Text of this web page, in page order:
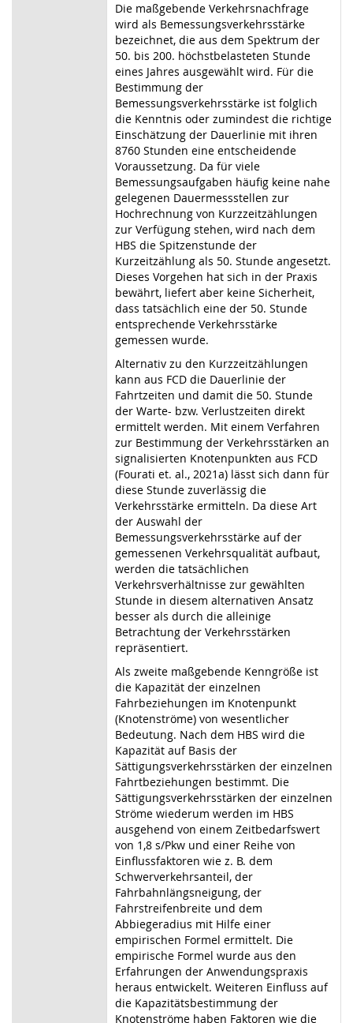
Die maßgebende Verkehrsnachfrage
wird als Bemessungsverkehrsstärke
bezeichnet, die aus dem Spektrum der
50. bis 200. höchstbelasteten Stunde
eines Jahres ausgewählt wird. Für die
Bestimmung der
Bemessungsverkehrsstärke ist folglich
die Kenntnis oder zumindest die richtige
Einschätzung der Dauerlinie mit ihren
8760 Stunden eine entscheidende
Voraussetzung. Da für viele
Bemessungsaufgaben häufig keine nahe
gelegenen Dauermessstellen zur
Hochrechnung von Kurzzeitzählungen
zur Verfügung stehen, wird nach dem
HBS die Spitzenstunde der
Kurzeitzählung als 50. Stunde angesetzt.
Dieses Vorgehen hat sich in der Praxis
bewährt, liefert aber keine Sicherheit,
dass tatsächlich eine der 50. Stunde
entsprechende Verkehrsstärke
gemessen wurde.
Alternativ zu den Kurzzeitzählungen
kann aus FCD die Dauerlinie der
Fahrtzeiten und damit die 50. Stunde
der Warte- bzw. Verlustzeiten direkt
ermittelt werden. Mit einem Verfahren
zur Bestimmung der Verkehrsstärken an
signalisierten Knotenpunkten aus FCD
(Fourati et. al., 2021a) lässt sich dann für
diese Stunde zuverlässig die
Verkehrsstärke ermitteln. Da diese Art
der Auswahl der
Bemessungsverkehrsstärke auf der
gemessenen Verkehrsqualität aufbaut,
werden die tatsächlichen
Verkehrsverhältnisse zur gewählten
Stunde in diesem alternativen Ansatz
besser als durch die alleinige
Betrachtung der Verkehrsstärken
repräsentiert.
Als zweite maßgebende Kenngröße ist
die Kapazität der einzelnen
Fahrbeziehungen im Knotenpunkt
(Knotenströme) von wesentlicher
Bedeutung. Nach dem HBS wird die
Kapazität auf Basis der
Sättigungsverkehrsstärken der einzelnen
Fahrtbeziehungen bestimmt. Die
Sättigungsverkehrsstärken der einzelnen
Ströme wiederum werden im HBS
ausgehend von einem Zeitbedarfswert
von 1,8 s/Pkw und einer Reihe von
Einflussfaktoren wie z. B. dem
Schwerverkehrsanteil, der
Fahrbahnlängsneigung, der
Fahrstreifenbreite und dem
Abbiegeradius mit Hilfe einer
empirischen Formel ermittelt. Die
empirische Formel wurde aus den
Erfahrungen der Anwendungspraxis
heraus entwickelt. Weiteren Einfluss auf
die Kapazitätsbestimmung der
Knotenströme haben Faktoren wie die